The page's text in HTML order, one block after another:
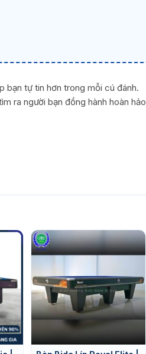
bạn tự tin hơn trong mỗi cú đánh.
ra người bạn đồng hành hoàn hảo